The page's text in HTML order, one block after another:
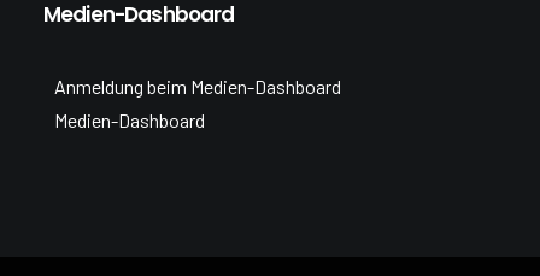
Medien-Dashboard
Anmeldung beim Medien-Dashboard
Medien-Dashboard